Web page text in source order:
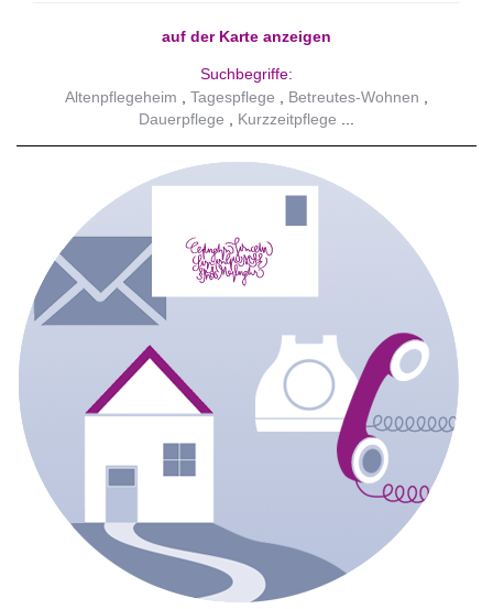
auf der Karte anzeigen
Suchbegriffe:
Altenpflegeheim
Tagespflege
Betreutes-Wohnen
Dauerpflege
Kurzzeitpflege